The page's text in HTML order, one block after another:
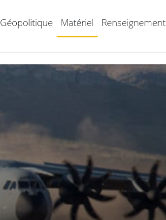
Géopolitique Matériel Renseignement